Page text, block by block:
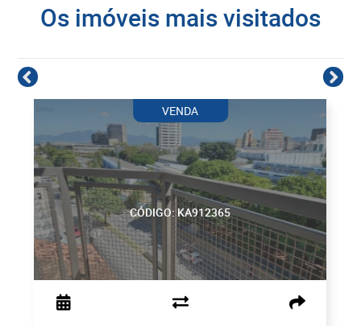
Os imóveis mais visitados
CÓDIGO: KA912365
VENDA